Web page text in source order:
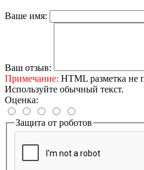
Ваше имя:
Ваш отзыв:
Примечание: HTML разметка не
Используйте обычный текст.
Оценка:
Защита от роботов